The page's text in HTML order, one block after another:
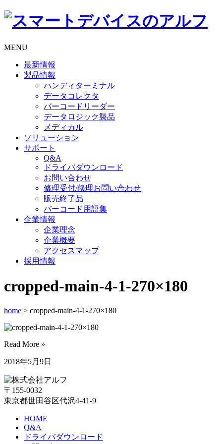
MENU
最新情報
製品情報
ハンディターミナル
データコレクタ
バーコードリーダー
データロジック製品
メディカル
ソリューション
サポート
Q&A
ドライバダウンロード
お問い合わせ
修理受付/修理お問い合わせ
販売終了品
バーコード用語集
企業情報
企業理念
企業概要
アクセスマップ
採用情報
cropped-main-4-1-270×180
home > cropped-main-4-1-270×180
Read More »
2018年5月9日
〒155-0032
東京都世田谷区代沢4-41-9
HOME
Q&A
ドライバダウンロード